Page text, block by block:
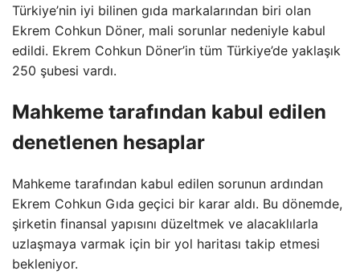
Türkiye’nin iyi bilinen gıda markalarından biri olan
Ekrem Cohkun Döner, mali sorunlar nedeniyle kabul
edildi. Ekrem Cohkun Döner’in tüm Türkiye’de yaklaşık
250 şubesi vardı.
Mahkeme tarafından kabul edilen
denetlenen hesaplar
Mahkeme tarafından kabul edilen sorunun ardından
Ekrem Cohkun Gıda geçici bir karar aldı. Bu dönemde,
şirketin finansal yapısını düzeltmek ve alacaklılarla
uzlaşmaya varmak için bir yol haritası takip etmesi
bekleniyor.